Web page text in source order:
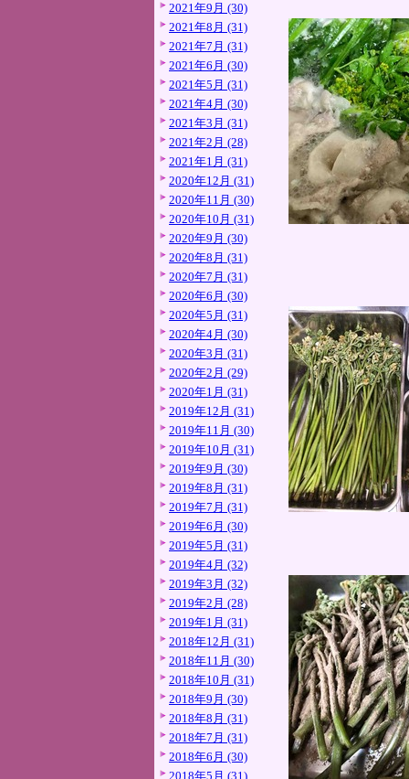
2021年9月 (30)
2021年8月 (31)
2021年7月 (31)
2021年6月 (30)
2021年5月 (31)
2021年4月 (30)
2021年3月 (31)
2021年2月 (28)
2021年1月 (31)
2020年12月 (31)
2020年11月 (30)
2020年10月 (31)
2020年9月 (30)
2020年8月 (31)
2020年7月 (31)
2020年6月 (30)
2020年5月 (31)
2020年4月 (30)
2020年3月 (31)
2020年2月 (29)
2020年1月 (31)
2019年12月 (31)
2019年11月 (30)
2019年10月 (31)
2019年9月 (30)
2019年8月 (31)
2019年7月 (31)
2019年6月 (30)
2019年5月 (31)
2019年4月 (32)
2019年3月 (32)
2019年2月 (28)
2019年1月 (31)
2018年12月 (31)
2018年11月 (30)
2018年10月 (31)
2018年9月 (30)
2018年8月 (31)
2018年7月 (31)
2018年6月 (30)
2018年5月 (31)